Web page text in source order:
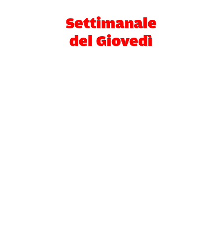
Settimanale
del Giovedì